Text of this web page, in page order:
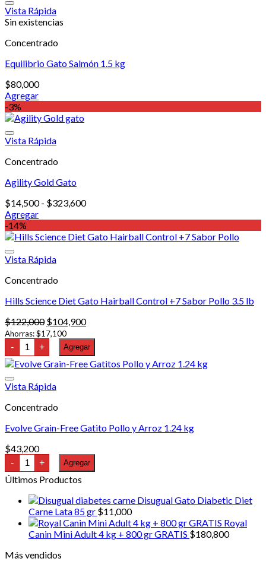
tiene
múltiples
Las
se
elegir
en
la
página
de
producto
Vista Rápida
Sin existencias
Concentrado
Equilibrio Gato Salmón 1.5 kg
$80,000
Agregar
-3%
Vista Rápida
Concentrado
Agility Gold Gato
$14,500 - $323,600Rango
desde
Agregar
Este
producto
múltiples
Las
se
elegir
en
la
página
de
producto
-14%
Vista Rápida
Concentrado
Hills Science Diet Gato Hairball Control +7 Sabor Pollo 3.5 lb
$122,000 El
precio
original
era:
$122,000.
$104,900El
actual
es:
$104,900.
Ahorras:$17,100
- Hills
Science
Diet
Gato
Control
Sabor
3.5
cantidad
+ Agregar
Vista Rápida
Concentrado
Evolve Grain-Free Gatito Pollo y Arroz 1.24 kg
$43,200
- Evolve
Grain-
Free
Gatito
Pollo
y
Arroz
1.24
kg
+ Agregar
Últimos Productos
Disugual Gato Diabetic Diet
Carne Lata 85 gr $11,000
Royal
Canin Mini Adult 4 kg + 800 gr GRATIS $180,800
Más vendidos